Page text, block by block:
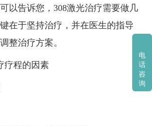
以告诉您，308激光治疗需要做几
在于坚持治疗，并在医生的指导
整治疗方案。
疗程的因素
电
话
咨
询